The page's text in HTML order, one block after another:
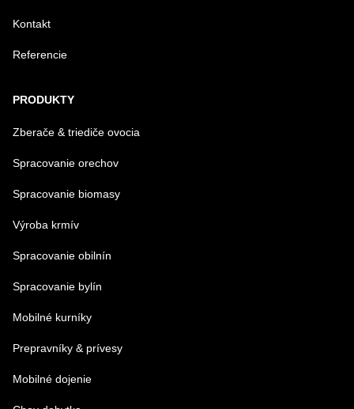
Odoslať
Kontakt
Referencie
PRODUKTY
Zberače & triediče ovocia
Spracovanie orechov
Spracovanie biomasy
Výroba krmív
Spracovanie obilnín
Spracovanie bylín
Mobilné kurníky
Prepravníky & prívesy
Mobilné dojenie